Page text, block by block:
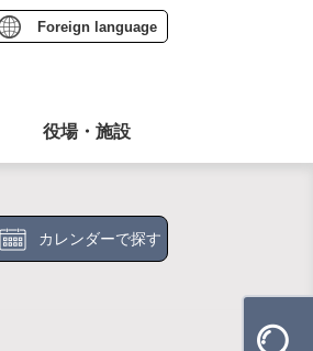
Foreign language
役場・施設
カレンダーで探す